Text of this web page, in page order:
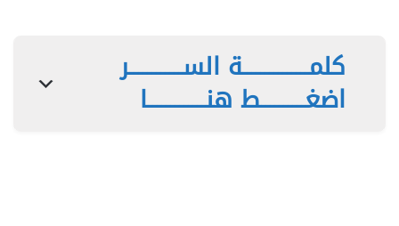
كلمـــــــــــــــة الســــــــــــر
اضغــــــــــط هنـــــــــــــا